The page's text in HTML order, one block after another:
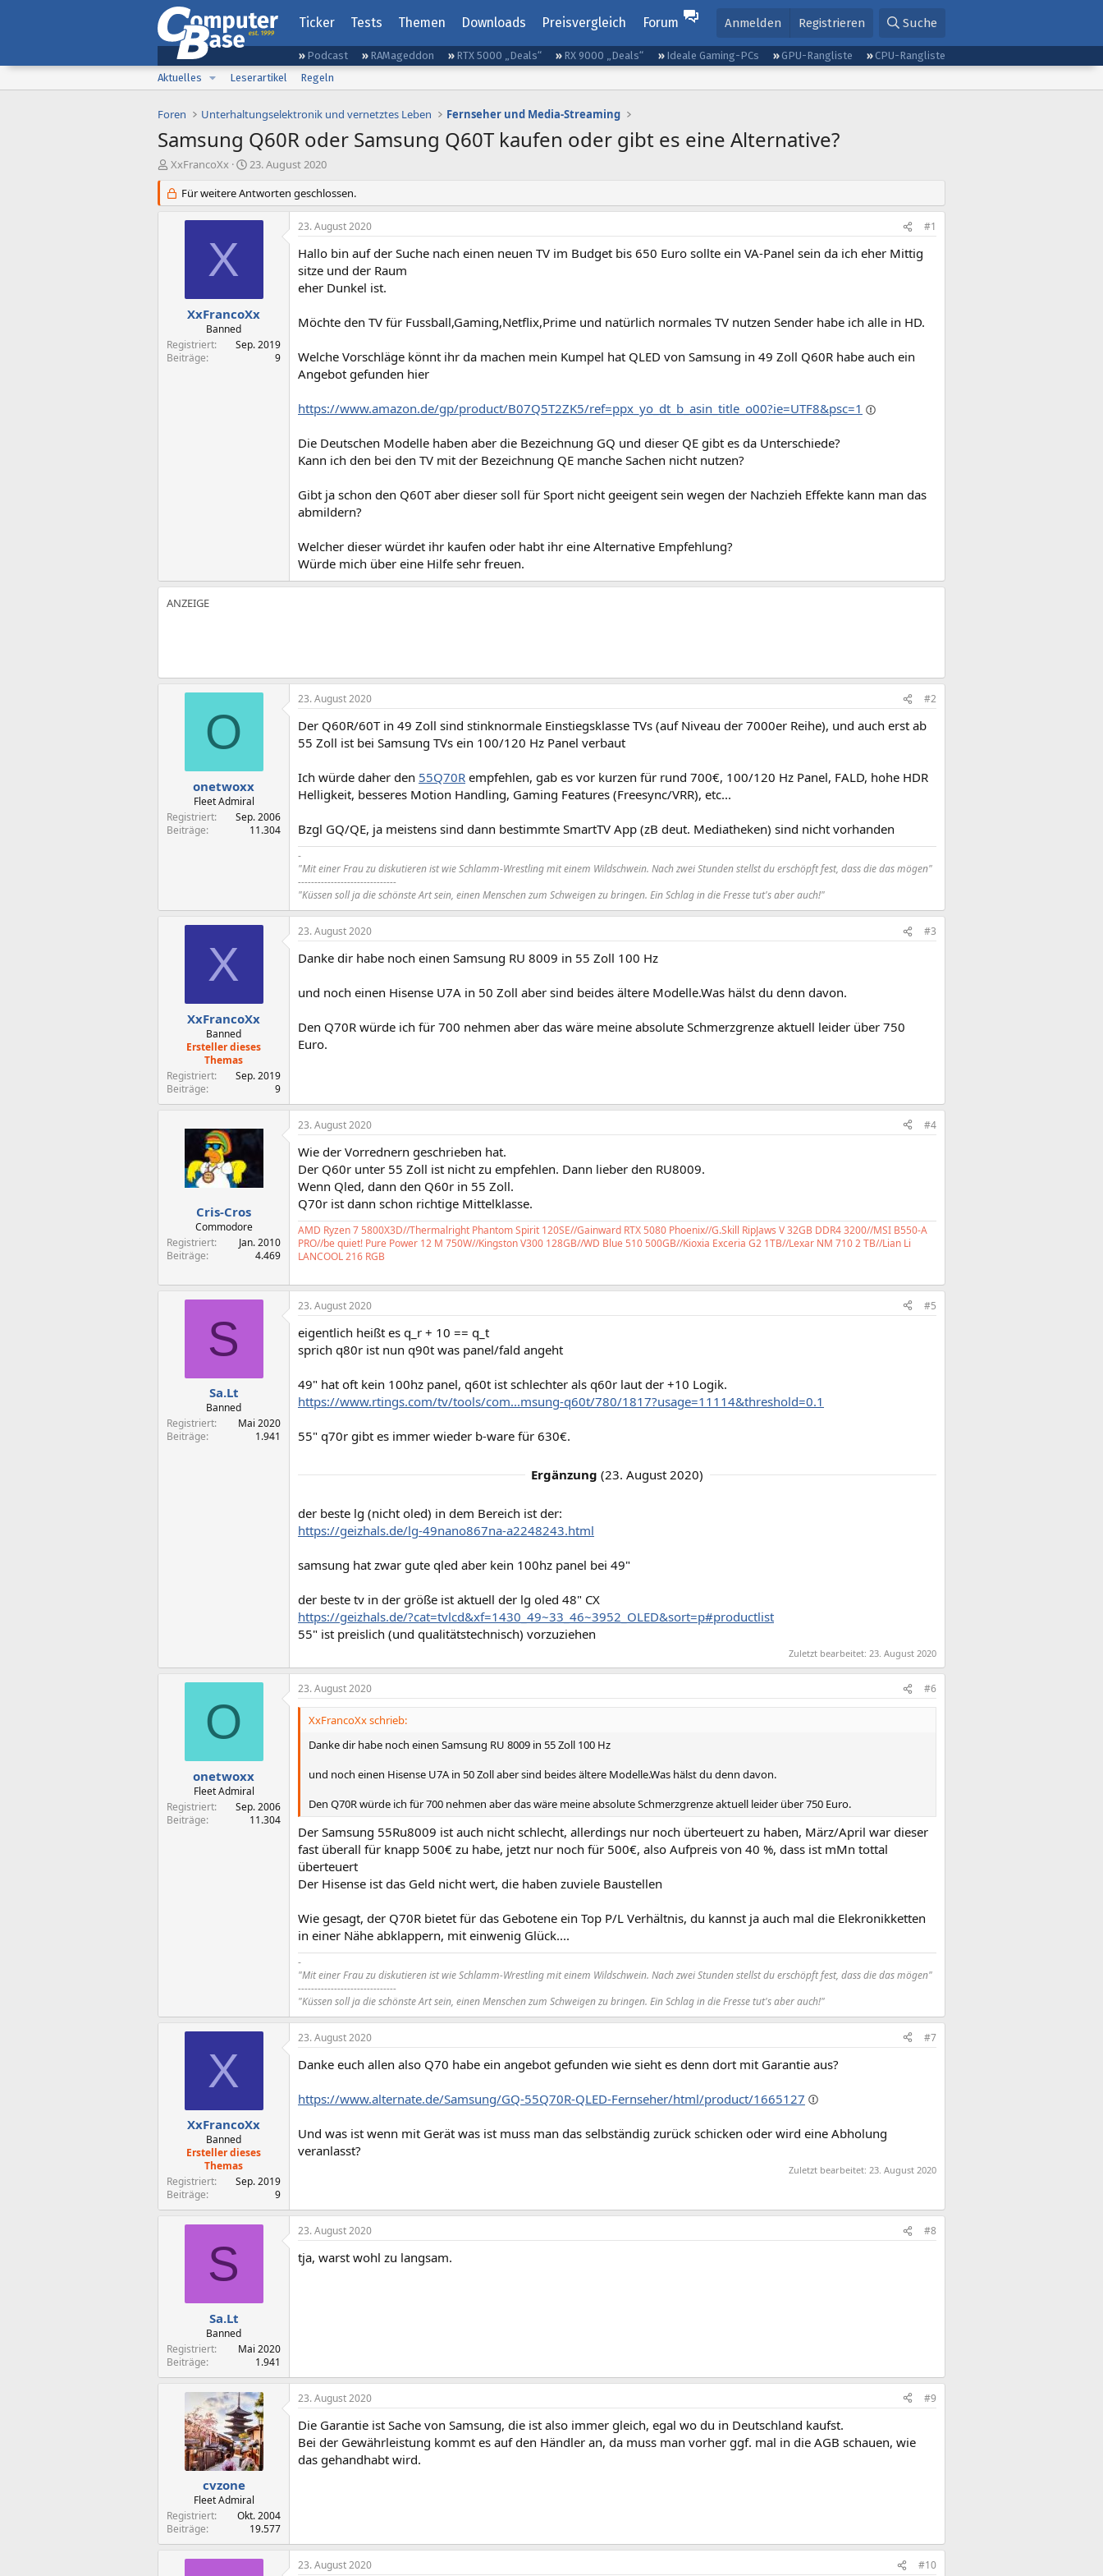
Ticker Tests Themen Downloads Preisvergleich Forum Anmelden Registrieren Suche
Podcast RAMageddon RTX 5000 „Deals“ RX 9000 „Deals“ Ideale Gaming-PCs GPU-Rangliste
CPU-Rangliste
Aktuelles
Leserartikel Regeln
Foren Unterhaltungselektronik und vernetztes Leben Fernseher und Media-Streaming
Samsung Q60R oder Samsung Q60T kaufen oder gibt es eine Alternative?
E
s
t
XxFrancoXx
E
s
t
e
m
23. August 2020
Für weitere Antworten geschlossen.
X
XxFrancoXx
Banned
Registriert
Sep. 2019
Beiträge
9
23. August 2020 #1
Hallo bin auf der Suche nach einen neuen TV im Budget bis 650 Euro sollte ein VA-Panel sein da ich eher Mittig
sitze und der Raum
eher Dunkel ist.
Möchte den TV für Fussball,Gaming,Netflix,Prime und natürlich normales TV nutzen Sender habe ich alle in HD.
Welche Vorschläge könnt ihr da machen mein Kumpel hat QLED von Samsung in 49 Zoll Q60R habe auch ein
Angebot gefunden hier
https://www.amazon.de/gp/product/B07Q5T2ZK5/ref=ppx_yo_dt_b_asin_title_o00?ie=UTF8&psc=1
Die Deutschen Modelle haben aber die Bezeichnung GQ und dieser QE gibt es da Unterschiede?
Kann ich den bei den TV mit der Bezeichnung QE manche Sachen nicht nutzen?
Gibt ja schon den Q60T aber dieser soll für Sport nicht geeigent sein wegen der Nachzieh Effekte kann man das
abmildern?
Welcher dieser würdet ihr kaufen oder habt ihr eine Alternative Empfehlung?
Würde mich über eine Hilfe sehr freuen.
O
onetwoxx
Fleet Admiral
Registriert
Sep. 2006
Beiträge
11.304
23. August 2020 #2
Der Q60R/60T in 49 Zoll sind stinknormale Einstiegsklasse TVs (auf Niveau der 7000er Reihe), und auch erst ab
55 Zoll ist bei Samsung TVs ein 100/120 Hz Panel verbaut
Ich würde daher den 55Q70R empfehlen, gab es vor kurzen für rund 700€, 100/120 Hz Panel, FALD, hohe HDR
Helligkeit, besseres Motion Handling, Gaming Features (Freesync/VRR), etc...
Bzgl GQ/QE, ja meistens sind dann bestimmte SmartTV App (zB deut. Mediatheken) sind nicht vorhanden
-
"Mit einer Frau zu diskutieren ist wie Schlamm-Wrestling mit einem Wildschwein. Nach zwei Stunden stellst du erschöpft fest, dass die das mögen"
------------------------------
"Küssen soll ja die schönste Art sein, einen Menschen zum Schweigen zu bringen. Ein Schlag in die Fresse tut's aber auch!"
X
XxFrancoXx
Banned
Ersteller dieses
Themas
Registriert
Sep. 2019
Beiträge
9
23. August 2020 #3
Danke dir habe noch einen Samsung RU 8009 in 55 Zoll 100 Hz
und noch einen Hisense U7A in 50 Zoll aber sind beides ältere Modelle.Was hälst du denn davon.
Den Q70R würde ich für 700 nehmen aber das wäre meine absolute Schmerzgrenze aktuell leider über 750
Euro.
Cris-Cros
Commodore
Registriert
Jan. 2010
Beiträge
4.469
23. August 2020 #4
Wie der Vorrednern geschrieben hat.
Der Q60r unter 55 Zoll ist nicht zu empfehlen. Dann lieber den RU8009.
Wenn Qled, dann den Q60r in 55 Zoll.
Q70r ist dann schon richtige Mittelklasse.
AMD Ryzen 7 5800X3D//Thermalright Phantom Spirit 120SE//Gainward RTX 5080 Phoenix//G.Skill RipJaws V 32GB DDR4 3200//MSI B550-A
PRO//be quiet! Pure Power 12 M 750W//Kingston V300 128GB//WD Blue 510 500GB//Kioxia Exceria G2 1TB//Lexar NM 710 2 TB//Lian Li
LANCOOL 216 RGB
S
Sa.Lt
Banned
Registriert
Mai 2020
Beiträge
1.941
23. August 2020 #5
eigentlich heißt es q_r + 10 == q_t
sprich q80r ist nun q90t was panel/fald angeht
49" hat oft kein 100hz panel, q60t ist schlechter als q60r laut der +10 Logik.
https://www.rtings.com/tv/tools/com...msung-q60t/780/1817?usage=11114&threshold=0.1
55" q70r gibt es immer wieder b-ware für 630€.
Ergänzung (23. August 2020)
der beste lg (nicht oled) in dem Bereich ist der:
https://geizhals.de/lg-49nano867na-a2248243.html
samsung hat zwar gute qled aber kein 100hz panel bei 49"
der beste tv in der größe ist aktuell der lg oled 48" CX
https://geizhals.de/?cat=tvlcd&xf=1430_49~33_46~3952_OLED&sort=p#productlist
55" ist preislich (und qualitätstechnisch) vorzuziehen
Zuletzt bearbeitet: 23. August 2020
O
onetwoxx
Fleet Admiral
Registriert
Sep. 2006
Beiträge
11.304
23. August 2020 #6
XxFrancoXx schrieb:
Danke dir habe noch einen Samsung RU 8009 in 55 Zoll 100 Hz
und noch einen Hisense U7A in 50 Zoll aber sind beides ältere Modelle.Was hälst du denn davon.
Den Q70R würde ich für 700 nehmen aber das wäre meine absolute Schmerzgrenze aktuell leider über 750 Euro.
Der Samsung 55Ru8009 ist auch nicht schlecht, allerdings nur noch überteuert zu haben, März/April war dieser
fast überall für knapp 500€ zu habe, jetzt nur noch für 500€, also Aufpreis von 40 %, dass ist mMn tottal
überteuert
Der Hisense ist das Geld nicht wert, die haben zuviele Baustellen
Wie gesagt, der Q70R bietet für das Gebotene ein Top P/L Verhältnis, du kannst ja auch mal die Elekronikketten
in einer Nähe abklappern, mit einwenig Glück....
-
"Mit einer Frau zu diskutieren ist wie Schlamm-Wrestling mit einem Wildschwein. Nach zwei Stunden stellst du erschöpft fest, dass die das mögen"
------------------------------
"Küssen soll ja die schönste Art sein, einen Menschen zum Schweigen zu bringen. Ein Schlag in die Fresse tut's aber auch!"
X
XxFrancoXx
Banned
Ersteller dieses
Themas
Registriert
Sep. 2019
Beiträge
9
23. August 2020 #7
Danke euch allen also Q70 habe ein angebot gefunden wie sieht es denn dort mit Garantie aus?
https://www.alternate.de/Samsung/GQ-55Q70R-QLED-Fernseher/html/product/1665127
Und was ist wenn mit Gerät was ist muss man das selbständig zurück schicken oder wird eine Abholung
veranlasst?
Zuletzt bearbeitet: 23. August 2020
S
Sa.Lt
Banned
Registriert
Mai 2020
Beiträge
1.941
23. August 2020 #8
tja, warst wohl zu langsam.
cvzone
Fleet Admiral
Registriert
Okt. 2004
Beiträge
19.577
23. August 2020 #9
Die Garantie ist Sache von Samsung, die ist also immer gleich, egal wo du in Deutschland kaufst.
Bei der Gewährleistung kommt es auf den Händler an, da muss man vorher ggf. mal in die AGB schauen, wie
das gehandhabt wird.
23. August 2020 #10